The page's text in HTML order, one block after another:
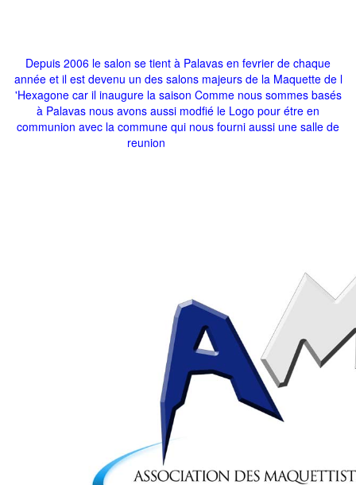
Depuis 2006 le salon se tient à Palavas en fevrier de chaque
année et il est devenu un des salons majeurs de la Maquette de l
'Hexagone car il inaugure la saison Comme nous sommes basés
à Palavas nous avons aussi modfié le Logo pour étre en
communion avec la commune qui nous fourni aussi une salle de
reunion